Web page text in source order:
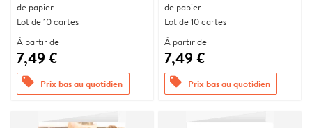
de papier
Lot de 10 cartes
À partir de
7,49 €
offers Prix bas au quotidien
de papier
Lot de 10 cartes
À partir de
7,49 €
offers Prix bas au quotidien